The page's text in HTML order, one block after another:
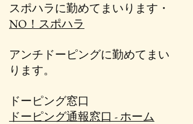
スポハラに勤めてまいります・
NO！スポハラ
アンチドーピングに勤めてまい
ります。
ドーピング窓口
ドーピング通報窓口 - ホーム